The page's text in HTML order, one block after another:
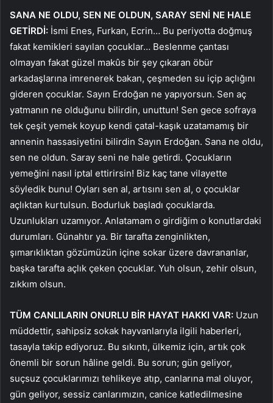
SANA NE OLDU, SEN NE OLDUN, SARAY SENİ NE HALE
GETİRDİ: İsmi Enes, Furkan, Ecrin… Bu periyotta doğmuş
fakat kemikleri sayılan çocuklar… Beslenme çantası
olmayan fakat güzel makûs bir şey çıkaran öbür
arkadaşlarına imrenerek bakan, çeşmeden su içip açlığını
gideren çocuklar. Sayın Erdoğan ne yapıyorsun. Sen aç
yatmanın ne olduğunu bilirdin, unuttun! Sen gece sofraya
tek çeşit yemek koyup kendi çatal-kaşık uzatamamış bir
annenin hassasiyetini bilirdin Sayın Erdoğan. Sana ne oldu,
sen ne oldun. Saray seni ne hale getirdi. Çocukların
yemeğini nasıl iptal ettirirsin! Biz kaç tane vilayette
söyledik bunu! Oyları sen al, artısını sen al, o çocuklar
açlıktan kurtulsun. Bodurluk başladı çocuklarda.
Uzunlukları uzamıyor. Anlatamam o girdiğim o konutlardaki
durumları. Günahtır ya. Bir tarafta zenginlikten,
şımarıklıktan gözümüzün içine sokar üzere davrananlar,
başka tarafta açlık çeken çocuklar. Yuh olsun, zehir olsun,
zıkkım olsun.
TÜM CANLILARIN ONURLU BİR HAYAT HAKKI VAR: Uzun
müddettir, sahipsiz sokak hayvanlarıyla ilgili haberleri,
tasayla takip ediyoruz. Bu sıkıntı, ülkemiz için, artık çok
önemli bir sorun hâline geldi. Bu sorun; gün geliyor,
suçsuz çocuklarımızı tehlikeye atıp, canlarına mal oluyor,
gün geliyor, sessiz canlarımızın, canice katledilmesine